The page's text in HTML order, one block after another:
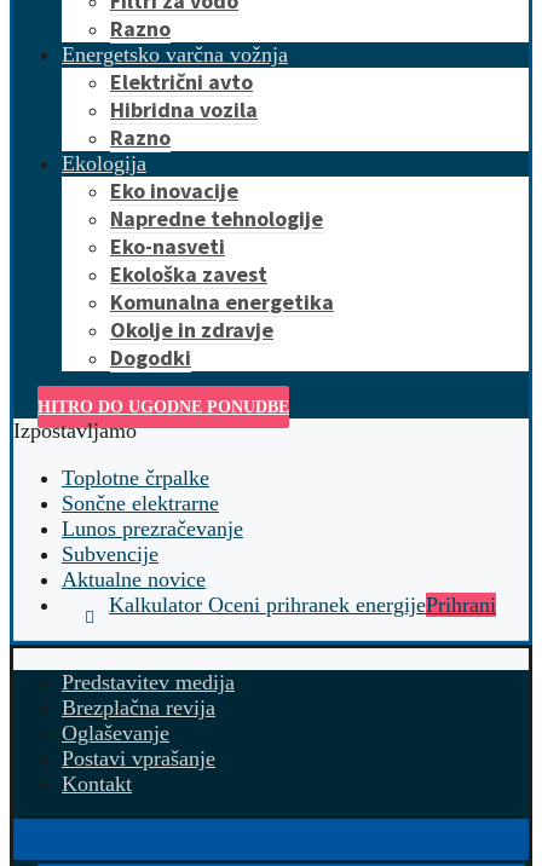
Razno
Energetsko varčna vožnja
Električni avto
Hibridna vozila
Razno
Ekologija
Eko inovacije
Napredne tehnologije
Eko-nasveti
Ekološka zavest
Komunalna energetika
Okolje in zdravje
Dogodki
HITRO DO UGODNE PONUDBE
Izpostavljamo
Toplotne črpalke
Sončne elektrarne
Lunos prezračevanje
Subvencije
Aktualne novice
Kalkulator Oceni prihranek energijePrihrani
Predstavitev medija
Brezplačna revija
Oglaševanje
Postavi vprašanje
Kontakt